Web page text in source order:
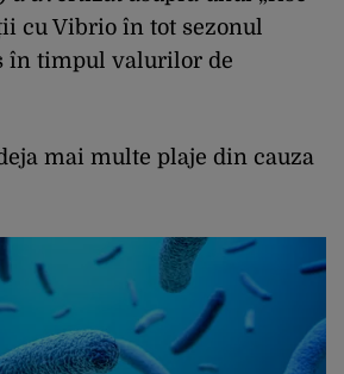
cu Vibrio în tot sezonul
în timpul valurilor de
mai multe plaje din cauza